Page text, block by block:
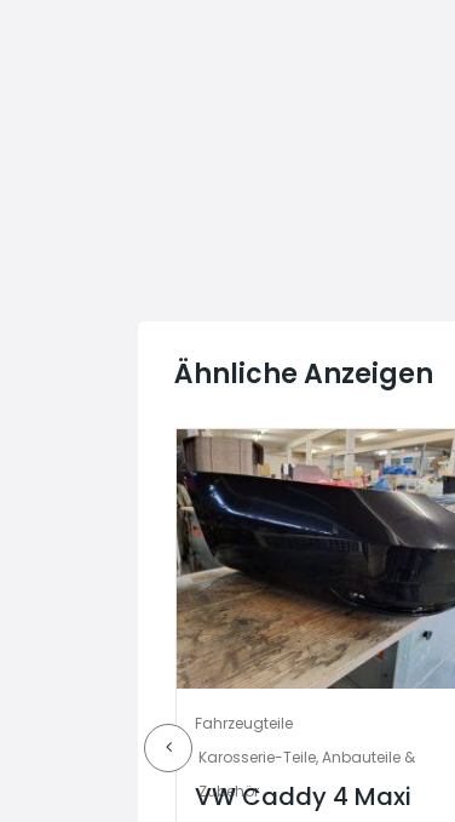
Ähnliche Anzeigen
Fahrzeugteile
Karosserie-Teile, Anbauteile &
Zubehör
VW Caddy 4 Maxi